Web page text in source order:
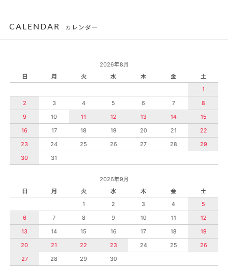
CALENDAR カレンダー
2026年8月
日
月 火 水 木 金
土
1
2
3 4 5 6 7
8
9
10 11 12 13 14
15
16
17 18 19 20 21
22
23
24 25 26 27 28
29
30
31
2026年9月
日
月 火 水 木 金
土
1
2 3 4
5
6
7 8 9 10 11
12
13
14 15 16 17 18
19
20
21 22 23 24 25
26
27
28 29 30